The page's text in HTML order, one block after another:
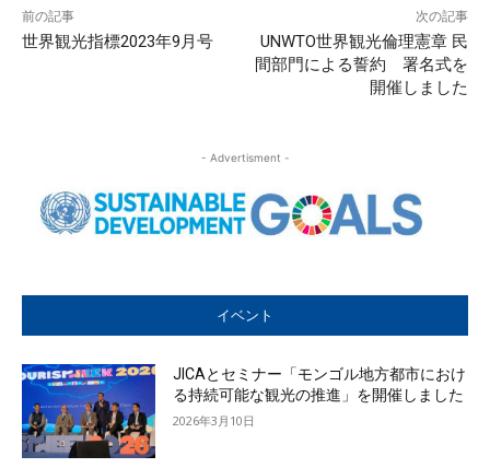
前の記事
世界観光指標2023年9月号
次の記事
UNWTO世界観光倫理憲章 民
間部門による誓約 署名式を
開催しました
- Advertisment -
イベント
JICAとセミナー「モンゴル地方都市におけ
る持続可能な観光の推進」を開催しました
2026年3月10日